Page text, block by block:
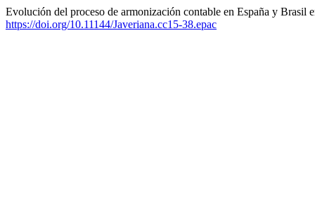
Evolución del proceso de armonización contable en España y Brasil
https://doi.org/10.11144/Javeriana.cc15-38.epac